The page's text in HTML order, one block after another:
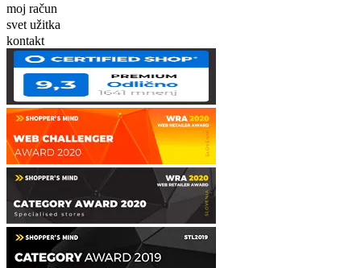
moj račun
svet užitka
kontakt